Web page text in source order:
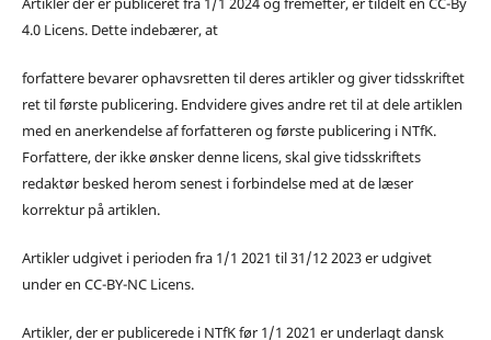
4.0 Licens. Dette indebærer, at
forfattere bevarer ophavsretten til deres artikler og giver tidsskriftet
ret til første publicering. Endvidere gives andre ret til at dele artiklen
med en anerkendelse af forfatteren og første publicering i NTfK.
Forfattere, der ikke ønsker denne licens, skal give tidsskriftets
redaktør besked herom senest i forbindelse med at de læser
korrektur på artiklen.
Artikler udgivet i perioden fra 1/1 2021 til 31/12 2023 er udgivet
under en CC-BY-NC Licens.
Artikler, der er publicerede i NTfK før 1/1 2021 er underlagt dansk